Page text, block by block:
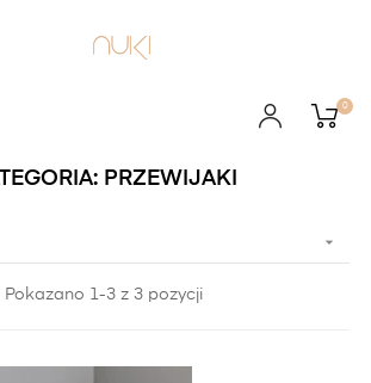
0
PRZEWIJAKI

Pokazano 1-3 z 3 pozycji